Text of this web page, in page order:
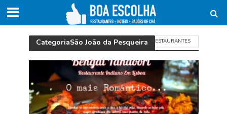
CategoriaSão João da Pesqueira RESTAURANTES